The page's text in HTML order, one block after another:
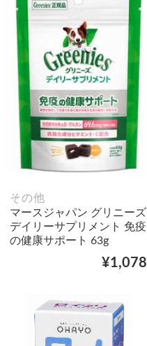
その他
マースジャパン グリニーズ
デイリーサプリメント 免疫
の健康サポート 63g
¥1,078